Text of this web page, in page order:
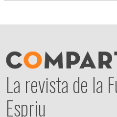
La revista de la
Espriu